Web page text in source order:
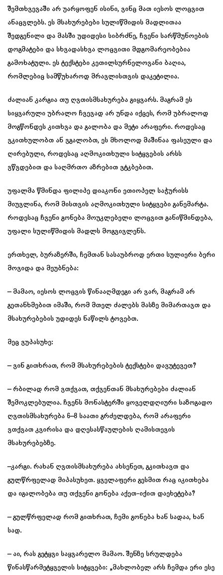
შემთხვევაში არ უარყოფენ ისინი, ვინც მათ იესოს ლოცვით
ანაცვლებს. ეს მსახურებები სულიწმიდის მადლითაა
შედგენილი და მასში უდიდესი სიბრძნე, ჩვენი სარწმუნოების
დოგმატები და სხვადასხვა ლოცვითი მდგომარეობებია
გამოხატული. ეს ტექსტები კეთილსურნელოვანი ბაღია,
რომლებიც სამწუხაროდ მრავლისთვის დაკეტილია.
ძალიან კარგია თუ ღვთისმსახურება გიყვარს. მაგრამ ეს
სიყვარული უბრალო ჩვევად არ უნდა იქცეს, რომ უბრალოდ
მოგწონდეს კითხვა და გალობა და მეტი არაფერი. როდესაც
ვკითხულობთ ან ვგალობთ, ეს მხოლოდ მაშინაა ფასეული და
ღირებული, როდესაც აღმოკითხული სიტყვების არსს
ვწვდებით და საღმრთო აზრებით ვტკბებით.
უფალმა წმინდა ფილიპე დიაკონი ეთიოპელ საჭურისს
მიუვლინა, რომ მისთვის აღმოკითხული სიტყვები განემარტა.
როდესაც ჩვენი გონება მოუკლებელი ლოცვით განიწმინდება,
უფალი სულიწმიდის მადლს მოგვივლენს.
ერთხელ, ბურაზერში, ჩემთან სასაუბროდ ერთი სულიერი ბერი
მოვიდა და მეუბნება:
– მამაო, იესოს ლოცვის წინააღმდეგი არ ვარ, მაგრამ არ
გეთანხმებით იმაში, რომ მთელ ძალებს მასზე მიმართავთ და
მსახურებების უდიდეს ნაწილს ტოვებთ.
მეც ვუპასუხე:
– ვინ გითხრათ, რომ მსახურებების ტექსტები დავუტევეთ?
– რბილად რომ ვთქვათ, თქვენთან მსახურებები ძალიან
შემოკლებულია. ჩვენს მონასტერში ყოველდღიური საზოგადო
ღვთისმსახურება 6–8 საათი გრძელდება, რომ არაფერი
ვთქვათ კვირისა და დღესასწაულების ღამისთევის
მსახურებებზე.
–კარგი. რახან ღვთისმსახურება ახსენეთ, გკითხავთ და
გულწრფელად მიპასუხეთ. ყველაფერი გესმით რაც იკითხება
და იგალობება თუ თქვენი გონება აქეთ-იქით დაეხეტება?
– გულწრფელად რომ გითხრათ, ჩემი გონება ხან სადაა, ხან
სად.
– აი, რას გეტყვი საყვარელო მამაო. შენზე სრულდება
წინასწარმეტყველის სიტყვები: „მახლობელ არს ჩემდა ერი ესე